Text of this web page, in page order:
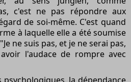
c'est ne pas répondre aux
de soi-même. C'est quand
à laquelle elle a été soumise
ne suis pas, et je ne serai pas,
l'audace de rompre avec
psychologiques, la dépendance